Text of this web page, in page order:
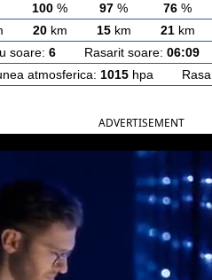
100 % 97 % 76 %
20km 15km 21km
soare: 6Rasarit soare: 06:09
atmosferica: 1015hpa
ADVERTISEMENT